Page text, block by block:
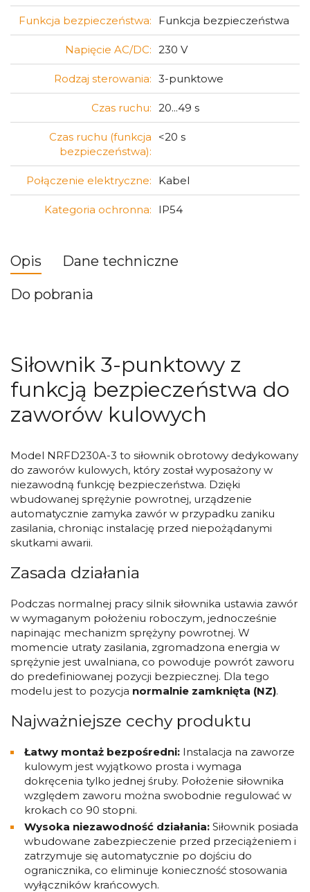
Funkcja bezpieczeństwa: Funkcja bezpieczeństwa
Napięcie AC/DC: 230 V
Rodzaj sterowania: 3-punktowe
Czas ruchu: 20...49 s
Czas ruchu (funkcja
bezpieczeństwa):
<20 s
Połączenie elektryczne: Kabel
Kategoria ochronna: IP54
Opis
Dane techniczne
Do pobrania
Siłownik 3-punktowy z
funkcją bezpieczeństwa do
zaworów kulowych
Model NRFD230A-3 to siłownik obrotowy dedykowany
do zaworów kulowych, który został wyposażony w
niezawodną funkcję bezpieczeństwa. Dzięki
wbudowanej sprężynie powrotnej, urządzenie
automatycznie zamyka zawór w przypadku zaniku
zasilania, chroniąc instalację przed niepożądanymi
skutkami awarii.
Zasada działania
Podczas normalnej pracy silnik siłownika ustawia zawór
w wymaganym położeniu roboczym, jednocześnie
napinając mechanizm sprężyny powrotnej. W
momencie utraty zasilania, zgromadzona energia w
sprężynie jest uwalniana, co powoduje powrót zaworu
do predefiniowanej pozycji bezpiecznej. Dla tego
modelu jest to pozycja normalnie zamknięta (NZ).
Najważniejsze cechy produktu
Łatwy montaż bezpośredni: Instalacja na zaworze
kulowym jest wyjątkowo prosta i wymaga
dokręcenia tylko jednej śruby. Położenie siłownika
względem zaworu można swobodnie regulować w
krokach co 90 stopni.
Wysoka niezawodność działania: Siłownik posiada
wbudowane zabezpieczenie przed przeciążeniem i
zatrzymuje się automatycznie po dojściu do
ogranicznika, co eliminuje konieczność stosowania
wyłączników krańcowych.